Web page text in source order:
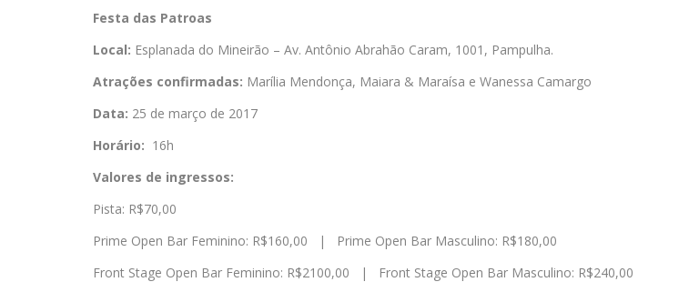
Festa das Patroas
Local: Esplanada do Mineirão – Av. Antônio Abrahão Caram, 1001, Pampulha.
Atrações confirmadas: Marília Mendonça, Maiara & Maraísa e Wanessa Camargo
Data: 25 de março de 2017
Horário: 16h
Valores de ingressos:
Pista: R$70,00
Prime Open Bar Feminino: R$160,00 | Prime Open Bar Masculino: R$180,00
Front Stage Open Bar Feminino: R$2100,00 | Front Stage Open Bar Masculino: R$240,00